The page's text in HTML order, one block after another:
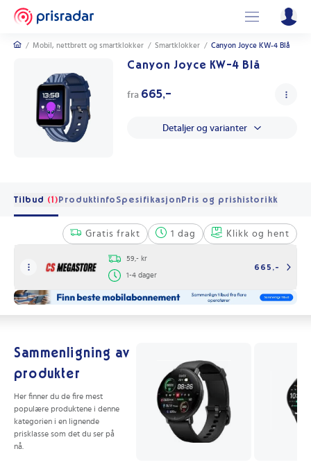
/ Mobil, nettbrett og smartklokker / Smartklokker / Canyon Joyce KW-4 Blå
Canyon Joyce KW-4 Blå
fra 665,-
Detaljer og varianter
Tilbud (1)Produktinfo SpesifikasjonPris og prishistorikk
Gratis frakt 1 dag Klikk og hent
59,- kr
1-4 dager
665,-
Sammenligning av
produkter
Her finner du de fire mest
populære produktene i denne
kategorien i en lignende
prisklasse som det du ser på
nå.